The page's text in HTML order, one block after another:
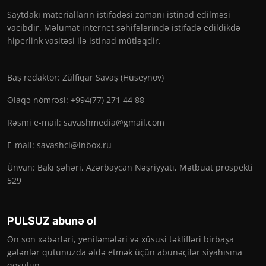
Saytdakı materialların istifadəsi zamanı istinad edilməsi
vacibdir. Məlumat internet səhifələrində istifadə edildikdə
hiperlink vasitəsi ilə istinad mütləqdir.
Baş redaktor: Zülfiqar Savaş (Hüseynov)
Əlaqə nömrəsi: +994(77) 271 44 88
Rəsmi e-mail: savashmedia@gmail.com
E-mail: savashci@inbox.ru
Ünvan: Bakı şəhəri, Azərbaycan Nəşriyyatı, Mətbuat prospekti
529
PULSUZ abunə ol
Ən son xəbərləri, yeniləmələri və xüsusi təklifləri birbaşa
gələnlər qutunuzda əldə etmək üçün abunəçilər siyahısına